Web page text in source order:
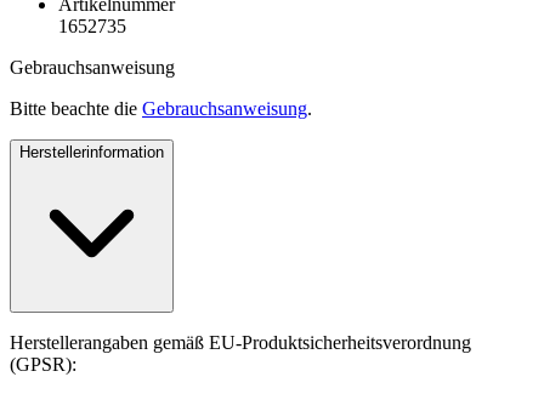
Artikelnummer
1652735
Gebrauchsanweisung
Bitte beachte die Gebrauchsanweisung.
Herstellerinformation
Herstellerangaben gemäß EU-Produktsicherheitsverordnung
(GPSR):